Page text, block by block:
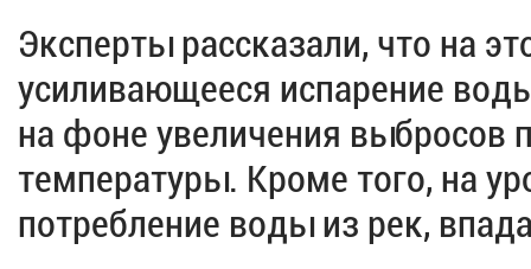
Эксперты рассказали, что на
усиливающееся испарение
на фоне увеличения выбросов
температуры. Кроме того, на
потребление воды из рек,